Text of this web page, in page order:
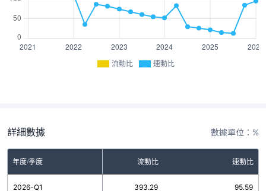
流動比 速動比
詳細數據 數據單位：%
年度/季度 流動比 速動比
2026-Q1 393.29 95.59